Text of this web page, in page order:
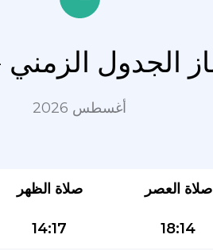
أغسطس 2026
صلاة الظهر صلاة العصر
14:17 18:14